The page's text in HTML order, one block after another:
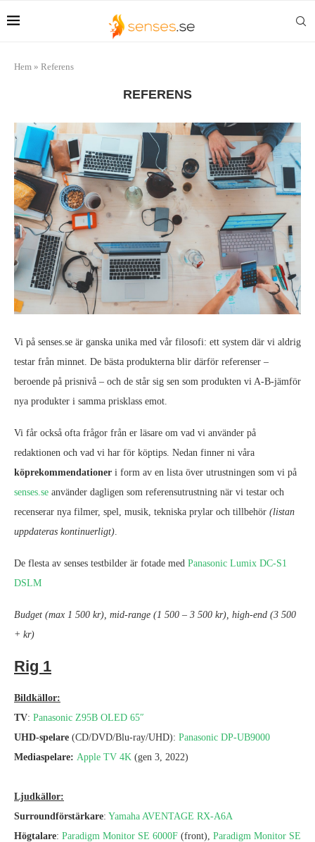
Hem » Referens
REFERENS
Vi på senses.se är ganska unika med vår filosofi: ett system där vi aldrig
testar från minnet. De bästa produkterna blir därför referenser –
beroende på prisnivå – och de står sig sen som produkten vi A-B-jämför
nya produkter i samma prisklass emot.
Vi får också ofta frågor från er läsare om vad vi använder på
redaktionen och vad vi har för köptips. Nedan finner ni våra
köprekommendationer i form av en lista över utrustningen som vi på
senses.se använder dagligen som referensutrustning när vi testar och
recenserar nya filmer, spel, musik, tekniska prylar och tillbehör (listan
uppdateras kontinuerligt)
De flesta av senses testbilder är fotade med Panasonic Lumix DC-S1
DSLM
Budget (max 1 500 kr), mid-range (1 500 – 3 500 kr), high-end (3 500
+ kr)
Rig 1
Bildkällor:
TV: Panasonic Z95B OLED 65″
UHD-spelare (CD/DVD/Blu-ray/UHD): Panasonic DP-UB9000
Mediaspelare: Apple TV 4K (gen 3, 2022)
Ljudkällor:
Surroundförstärkare: Yamaha AVENTAGE RX-A6A
Högtalare: Paradigm Monitor SE 6000F (front), Paradigm Monitor SE